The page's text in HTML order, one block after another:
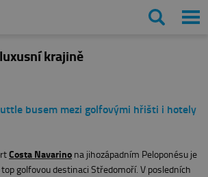
krajině
busem mezi golfovými hřišti i hotely
Costa Navarino na jihozápadním Peloponésu je
golfovou destinaci Středomoří. V posledních